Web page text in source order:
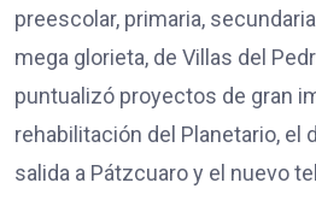
preescolar, primaria,
mega glorieta, de Villas del
puntualizó proyectos de gran
rehabilitación del Planetario, el
salida a Pátzcuaro y el nuevo